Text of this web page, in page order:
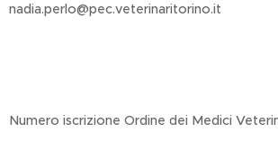
nadia.perlo@pec.veterinaritorino.it
Numero iscrizione Ordine dei Medici